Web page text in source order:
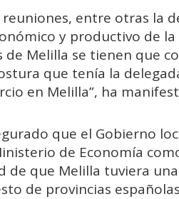
entre otras la
y productivo de
Melilla se tienen que
que tenía la
en Melilla”, ha
que el Gobierno
de Economía
de que Melilla tuviera
de provincias